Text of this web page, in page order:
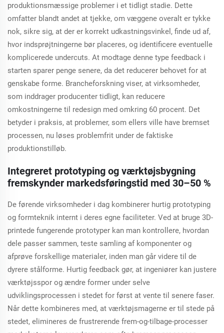
produktionsmæssige problemer i et tidligt stadie. Dette
omfatter blandt andet at tjekke, om væggene overalt er tykke
nok, sikre sig, at der er korrekt udkastningsvinkel, finde ud af,
hvor indsprøjtningerne bør placeres, og identificere eventuelle
komplicerede undercuts. At modtage denne type feedback i
starten sparer penge senere, da det reducerer behovet for at
genskabe forme. Brancheforskning viser, at virksomheder,
som inddrager producenter tidligt, kan reducere
omkostningerne til redesign med omkring 60 procent. Det
betyder i praksis, at problemer, som ellers ville have bremset
processen, nu løses problemfrit under de faktiske
produktionstilløb.
Integreret prototyping og værktøjsbygning
fremskynder markedsføringstid med 30–50 %
De førende virksomheder i dag kombinerer hurtig prototyping
og formteknik internt i deres egne faciliteter. Ved at bruge 3D-
printede fungerende prototyper kan man kontrollere, hvordan
dele passer sammen, teste samling af komponenter og
afprøve forskellige materialer, inden man går videre til de
dyrere stålforme. Hurtig feedback gør, at ingeniører kan justere
værktøjsspor og ændre former under selve
udviklingsprocessen i stedet for først at vente til senere faser.
Når dette kombineres med, at værktøjsmagerne er til stede på
stedet, elimineres de frustrerende frem-og-tilbage-processer